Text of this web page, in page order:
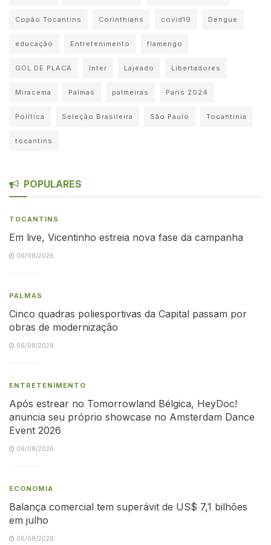
Copão Tocantins Corinthians covid19 Dengue
educação Entretenimento flamengo
GOL DE PLACA Inter Lajeado Libertadores
Miracema Palmas palmeiras Paris 2024
Política Seleção Brasileira São Paulo Tocantinia
tocantins
POPULARES
TOCANTINS
Em live, Vicentinho estreia nova fase da campanha
06/08/2026
PALMAS
Cinco quadras poliesportivas da Capital passam por
obras de modernização
06/08/2026
ENTRETENIMENTO
Após estrear no Tomorrowland Bélgica, HeyDoc!
anuncia seu próprio showcase no Amsterdam Dance
Event 2026
06/08/2026
ECONOMIA
Balança comercial tem superávit de US$ 7,1 bilhões
em julho
06/08/2026